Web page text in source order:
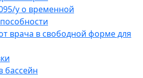
у о временной
врача в свободной форме для
бассейн